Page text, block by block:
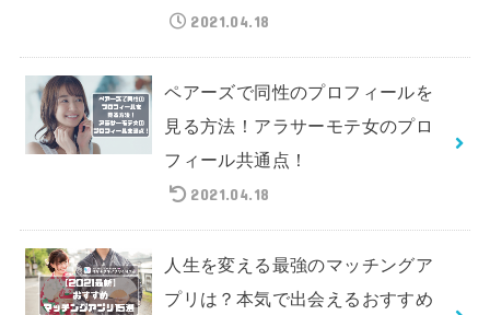
2021.04.18
ペアーズで同性のプロフィールを
見る方法！アラサーモテ女のプロ
フィール共通点！
2021.04.18
人生を変える最強のマッチングア
プリは？本気で出会えるおすすめ